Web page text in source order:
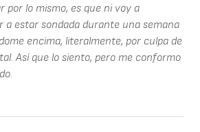
por lo mismo, es que ni voy a
a estar sondada durante una semana
encima, literalmente, por culpa de
Así que lo siento, pero me conformo